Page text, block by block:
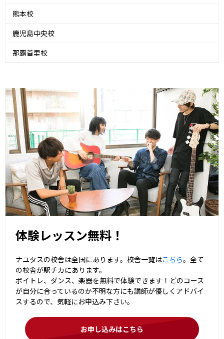
熊本校
鹿児島中央校
那覇首里校
体験レッスン無料！
ナユタスの校舎は全国にあります。校舎一覧はこちら。全て
の校舎が駅チカにあります。
ボイトレ、ダンス、楽器を無料で体験できます！どのコース
が自分に合っているのか不明な方にも講師が優しくアドバイ
スするので、気軽にお申込み下さい。
お申し込みはこちら